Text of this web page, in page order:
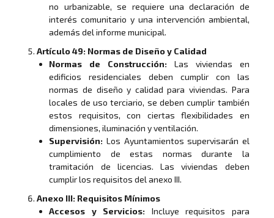
no urbanizable, se requiere una declaración de
interés comunitario y una intervención ambiental,
además del informe municipal.
Artículo 49: Normas de Diseño y Calidad
Normas de Construcción: Las viviendas en
edificios residenciales deben cumplir con las
normas de diseño y calidad para viviendas. Para
locales de uso terciario, se deben cumplir también
estos requisitos, con ciertas flexibilidades en
dimensiones, iluminación y ventilación.
Supervisión: Los Ayuntamientos supervisarán el
cumplimiento de estas normas durante la
tramitación de licencias. Las viviendas deben
cumplir los requisitos del anexo III.
Anexo III: Requisitos Mínimos
Accesos y Servicios: Incluye requisitos para